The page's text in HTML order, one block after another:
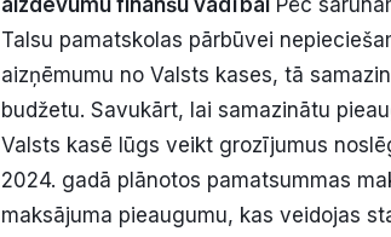
aizdevumu finanšu vadībai Pēc
Talsu pamatskolas pārbūvei
aizņēmumu no Valsts kases, tā
budžetu. Savukārt, lai samazinātu
Valsts kasē lūgs veikt grozījumus
2024. gadā plānotos pamatsummas
maksājuma pieaugumu, kas veidojas